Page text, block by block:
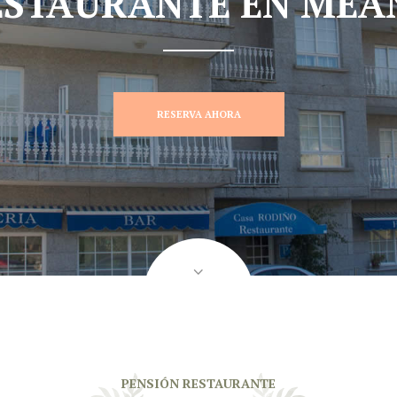
RESERVA AHORA
PENSIÓN RESTAURANTE